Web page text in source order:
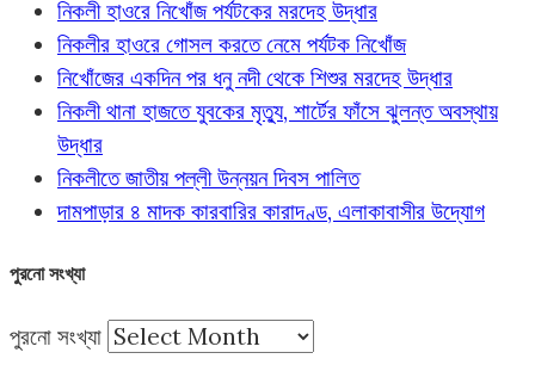
নিকলী হাওরে নিখোঁজ পর্যটকের মরদেহ উদ্ধার
নিকলীর হাওরে গোসল করতে নেমে পর্যটক নিখোঁজ
নিখোঁজের একদিন পর ধনু নদী থেকে শিশুর মরদেহ উদ্ধার
নিকলী থানা হাজতে যুবকের মৃত্যু, শার্টের ফাঁসে ঝুলন্ত অবস্থায়
উদ্ধার
নিকলীতে জাতীয় পল্লী উন্নয়ন দিবস পালিত
দামপাড়ার ৪ মাদক কারবারির কারাদণ্ড, এলাকাবাসীর উদ্যোগ
পুরনো সংখ্যা
পুরনো সংখ্যা